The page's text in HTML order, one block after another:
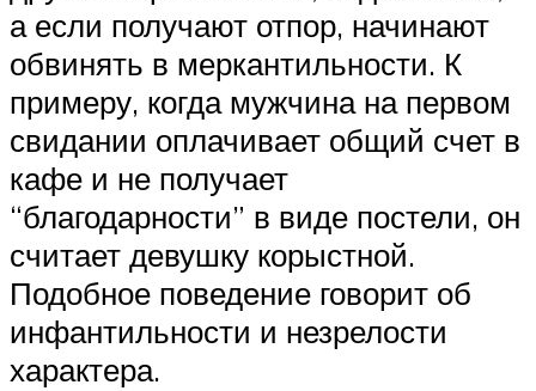
а если получают отпор, начинают
обвинять в меркантильности. К
примеру, когда мужчина на первом
свидании оплачивает общий счет в
кафе и не получает
“благодарности” в виде постели, он
считает девушку корыстной.
Подобное поведение говорит об
инфантильности и незрелости
характера.